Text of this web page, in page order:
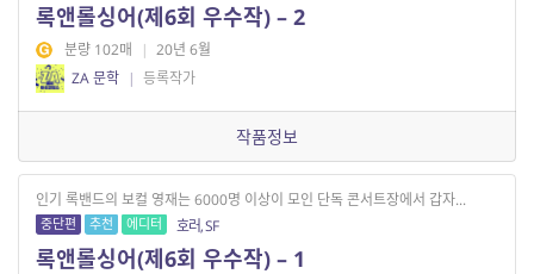
록앤롤싱어(제6회 우수작) – 2
분량 102매 | 20년 6월
ZA 문학 | 등록작가
작품정보
인기 록밴드의 보컬 영재는 6000명 이상이 모인 단독 콘서트장에서 갑자...
중단편 추천 에디터 호러, SF
록앤롤싱어(제6회 우수작) – 1